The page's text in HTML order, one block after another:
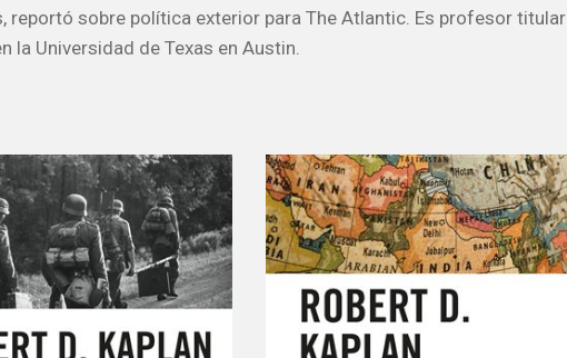
reportó sobre política exterior para The Atlantic. Es profesor titular
la Universidad de Texas en Austin.